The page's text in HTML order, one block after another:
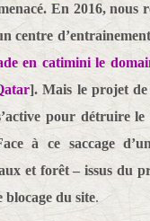
En 2016, nous
centre
en catimini le
]. Mais le projet
pour détruire le
à ce saccage
et forêt – issus du
blocage du site.